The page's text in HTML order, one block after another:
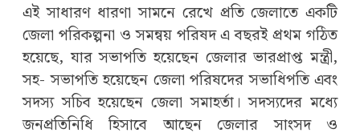
এই সাধারণ ধারণা সামনে রেখে প্রতি জেলাতে একটি
জেলা পরিকল্পনা ও সমন্বয় পরিষদ এ বছরই প্রথম গঠিত
হয়েছে, যার সভাপতি হয়েছেন জেলার ভারপ্রাপ্ত মন্ত্রী,
সহ- সভাপতি হয়েছেন জেলা পরিষদের সভাধিপতি এবং
সদস্য সচিব হয়েছেন জেলা সমাহর্তা। সদস্যদের মধ্যে
জনপ্রতিনিধি হিসাবে আছেন জেলার সাংসদ ও